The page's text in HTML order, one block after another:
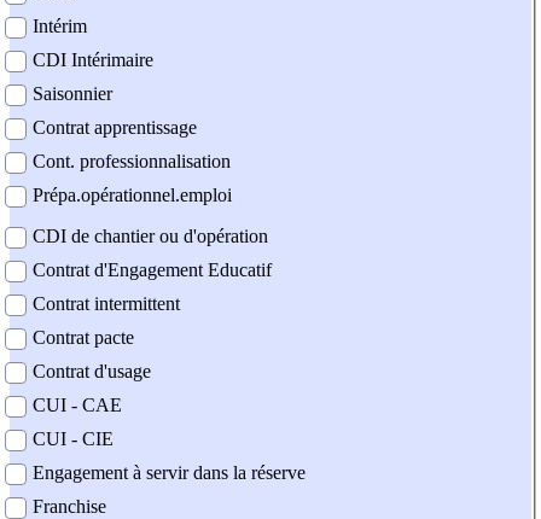
Intérim
CDI Intérimaire
Saisonnier
Contrat apprentissage
Cont. professionnalisation
Prépa.opérationnel.emploi
CDI de chantier ou d'opération
Contrat d'Engagement Educatif
Contrat intermittent
Contrat pacte
Contrat d'usage
CUI - CAE
CUI - CIE
Engagement à servir dans la réserve
Franchise